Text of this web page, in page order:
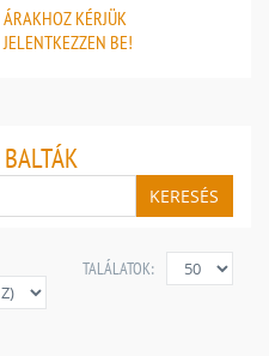
ÁRAKHOZ KÉRJÜK
JELENTKEZZEN BE!
BALTÁK
KERESÉS
TALÁLATOK: